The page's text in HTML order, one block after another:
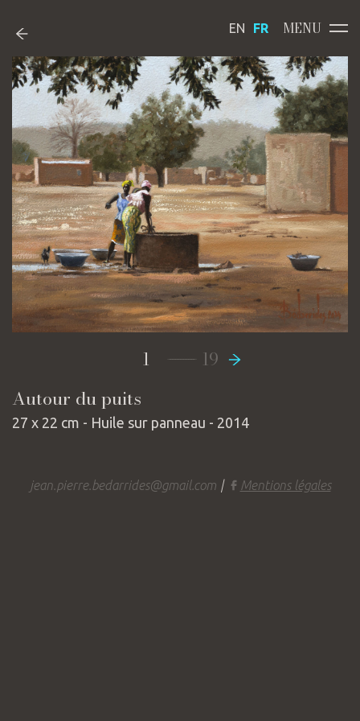
1 ----------------- 19
Autour du puits
27 x 22 cm - Huile sur panneau - 2014
jean.pierre.bedarrides@gmail.com | Mentions légales
EN FR MENU